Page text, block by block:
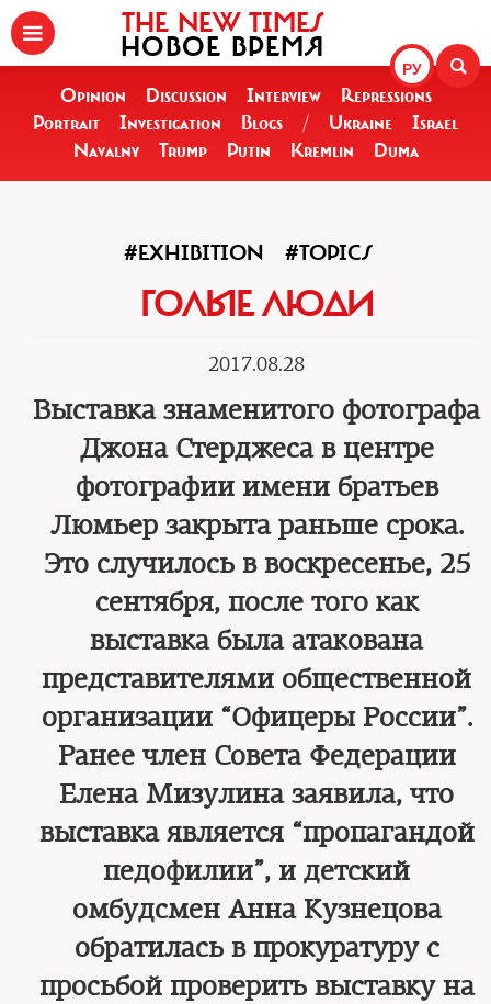
РУ
THE NEW TIMES
НОВОЕ ВРЕМЯ
Opinion Discussion Interview
Repressions
Portrait
Investigation Blogs / Ukraine
Israel
Navalny
Trump Putin Kremlin Duma
#EXHIBITION #TOPICS
ГОЛЫЕ ЛЮДИ
2017.08.28
Выставка знаменитого фотографа
Джона Стерджеса в центре
фотографии имени братьев
Люмьер закрыта раньше срока.
Это случилось в воскресенье, 25
сентября, после того как
выставка была атакована
представителями общественной
организации “Офицеры России”.
Ранее член Совета Федерации
Елена Мизулина заявила, что
выставка является “пропагандой
педофилии”, и детский
омбудсмен Анна Кузнецова
обратилась в прокуратуру с
просьбой проверить выставку на